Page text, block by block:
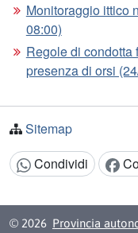
Monitoraggio ittico
08:00)
Regole di condotta
presenza di orsi
Sitemap
Condividi:
Condividi
© 2026 Provincia